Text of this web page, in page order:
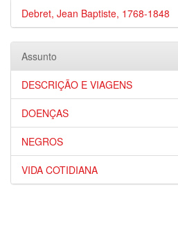
Debret, Jean Baptiste, 1768-1848
Assunto
DESCRIÇÃO E VIAGENS
DOENÇAS
NEGROS
VIDA COTIDIANA